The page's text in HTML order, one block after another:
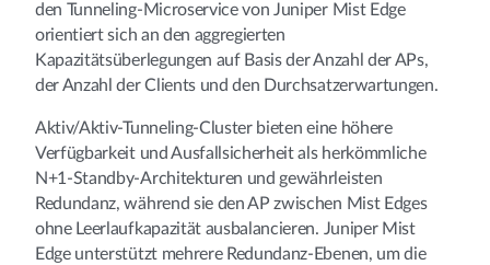
den Tunneling-Microservice von Juniper Mist Edge
orientiert sich an den aggregierten
Kapazitätsüberlegungen auf Basis der Anzahl der APs,
der Anzahl der Clients und den Durchsatzerwartungen.
Aktiv/Aktiv-Tunneling-Cluster bieten eine höhere
Verfügbarkeit und Ausfallsicherheit als herkömmliche
N+1-Standby-Architekturen und gewährleisten
Redundanz, während sie den AP zwischen Mist Edges
ohne Leerlaufkapazität ausbalancieren. Juniper Mist
Edge unterstützt mehrere Redundanz-Ebenen, um die